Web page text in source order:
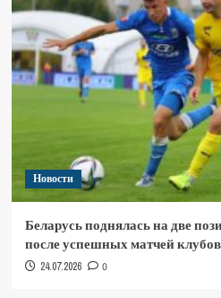
Новости
Беларусь поднялась на две
после успешных матчей клубов
24.07.2026 0